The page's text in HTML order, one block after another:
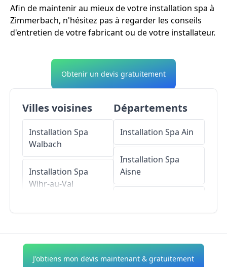
Afin de maintenir au mieux de votre installation spa à
Zimmerbach, n'hésitez pas à regarder les conseils
d'entretien de votre fabricant ou de votre installateur.
Obtenir un devis gratuitement
Villes voisines
Installation Spa
Walbach
Installation Spa
Wihr-au-Val
Installation Spa
Turckheim
Départements
Installation Spa Ain
Installation Spa
Aisne
Allier
Provence
J'obtiens mon devis maintenant & gratuitement